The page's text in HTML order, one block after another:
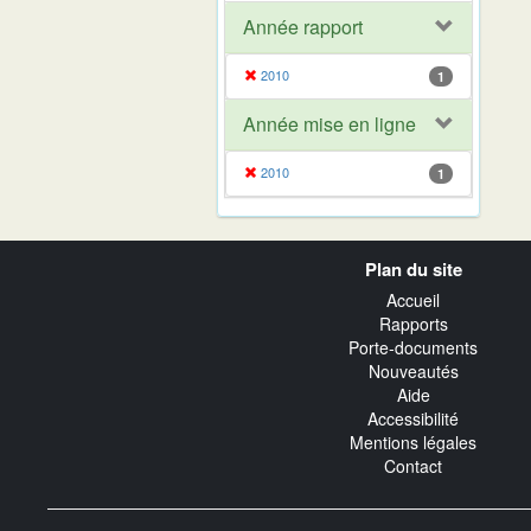
Année rapport
2010 1
Année mise en ligne
2010 1
Plan du site
Accueil
Rapports
Porte-documents
Nouveautés
Aide
Accessibilité
Mentions légales
Contact